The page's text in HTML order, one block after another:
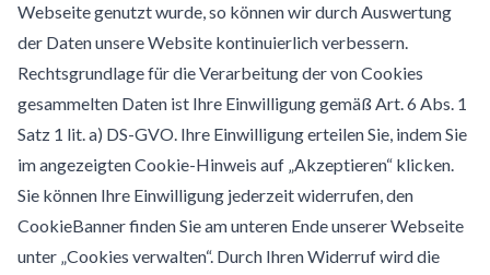
Webseite genutzt wurde, so können wir durch Auswertung
der Daten unsere Website kontinuierlich verbessern.
Rechtsgrundlage für die Verarbeitung der von Cookies
gesammelten Daten ist Ihre Einwilligung gemäß Art. 6 Abs. 1
Satz 1 lit. a) DS-GVO. Ihre Einwilligung erteilen Sie, indem Sie
im angezeigten Cookie-Hinweis auf „Akzeptieren“ klicken.
Sie können Ihre Einwilligung jederzeit widerrufen, den
CookieBanner finden Sie am unteren Ende unserer Webseite
unter „Cookies verwalten“. Durch Ihren Widerruf wird die